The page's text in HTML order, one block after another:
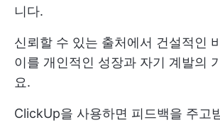
니다.
신뢰할 수 있는 출처에서 건설적인
이를 개인적인 성장과 자기 계발의
요.
ClickUp을 사용하면 피드백을 주고